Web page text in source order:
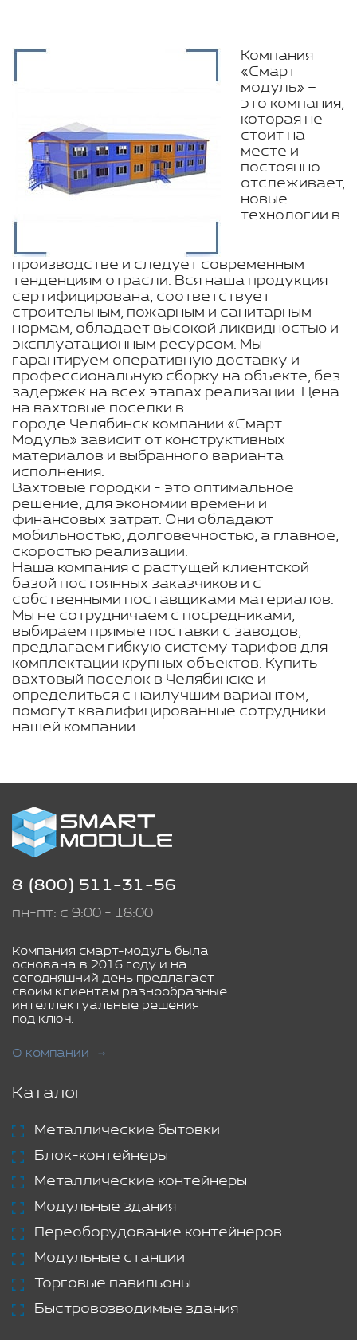
Компания
«Смарт
модуль» –
это компания,
которая не
стоит на
месте и
постоянно
отслеживает,
новые
технологии в
производстве и следует современным
тенденциям отрасли. Вся наша продукция
сертифицирована, соответствует
строительным, пожарным и санитарным
нормам, обладает высокой ликвидностью и
эксплуатационным ресурсом. Мы
гарантируем оперативную доставку и
профессиональную сборку на объекте, без
задержек на всех этапах реализации. Цена
на вахтовые поселки в
городе Челябинск компании «Смарт
Модуль» зависит от конструктивных
материалов и выбранного варианта
исполнения.
Вахтовые городки - это оптимальное
решение, для экономии времени и
финансовых затрат. Они обладают
мобильностью, долговечностью, а главное,
скоростью реализации.
Наша компания с растущей клиентской
базой постоянных заказчиков и с
собственными поставщиками материалов.
Мы не сотрудничаем с посредниками,
выбираем прямые поставки с заводов,
предлагаем гибкую систему тарифов для
комплектации крупных объектов. Купить
вахтовый поселок в Челябинске и
определиться с наилучшим вариантом,
помогут квалифицированные сотрудники
нашей компании.
8 (800) 511-31-56
пн-пт: с 9:00 - 18:00
Компания смарт-модуль была
основана в 2016 году и на
сегодняшний день предлагает
своим клиентам разнообразные
интеллектуальные решения
под ключ.
О компании
Каталог
Металлические бытовки
Блок-контейнеры
Металлические контейнеры
Модульные здания
Переоборудование контейнеров
Модульные станции
Торговые павильоны
Быстровозводимые здания